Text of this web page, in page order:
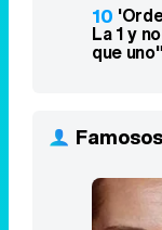
10
La 1 y
que uno"